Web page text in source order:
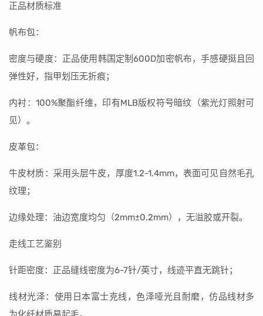
正品材质标准
帆布包：
密度与硬度：正品使用韩国定制600D加密帆布，手感硬挺且回
弹性好，指甲划压无折痕；
内衬：100%聚酯纤维，印有MLB版权符号暗纹（紫光灯照射可
见）。
皮革包：
牛皮材质：采用头层牛皮，厚度1.2-1.4mm，表面可见自然毛孔
纹理；
边缘处理：油边宽度均匀（2mm±0.2mm），无溢胶或开裂。
走线工艺鉴别
针距密度：正品缝线密度为6-7针/英寸，线迹平直无跳针；
线材光泽：使用日本富士克线，色泽哑光且耐磨，仿品线材多